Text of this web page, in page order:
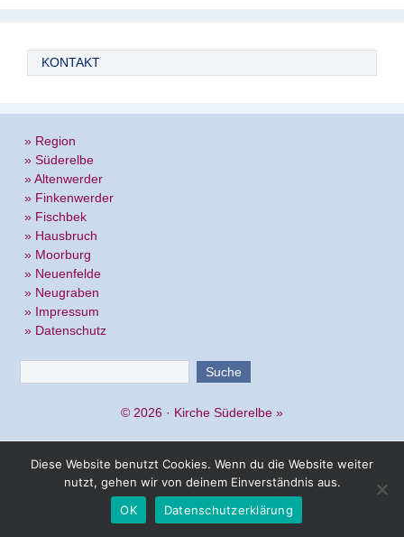
KONTAKT
» Region
» Süderelbe
» Altenwerder
» Finkenwerder
» Fischbek
» Hausbruch
» Moorburg
» Neuenfelde
» Neugraben
» Impressum
» Datenschutz
© 2026 · Kirche Süderelbe »
Diese Website benutzt Cookies. Wenn du die Website weiter
nutzt, gehen wir von deinem Einverständnis aus.
OK
Datenschutzerklärung